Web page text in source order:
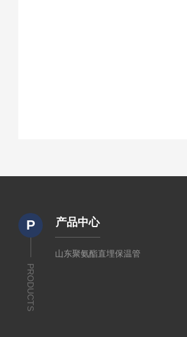
P
PRODUCTS
产品中心
山东聚氨酯直埋保温管